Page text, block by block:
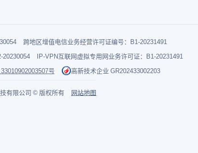
跨地区增值电信业务经营许可证编号：B1-20231491
20230054
IP-VPN互联网虚拟专用网业务许可证：B1-20231491
号 高新技术企业 GR202433002203
有限公司 © 版权所有 网站地图